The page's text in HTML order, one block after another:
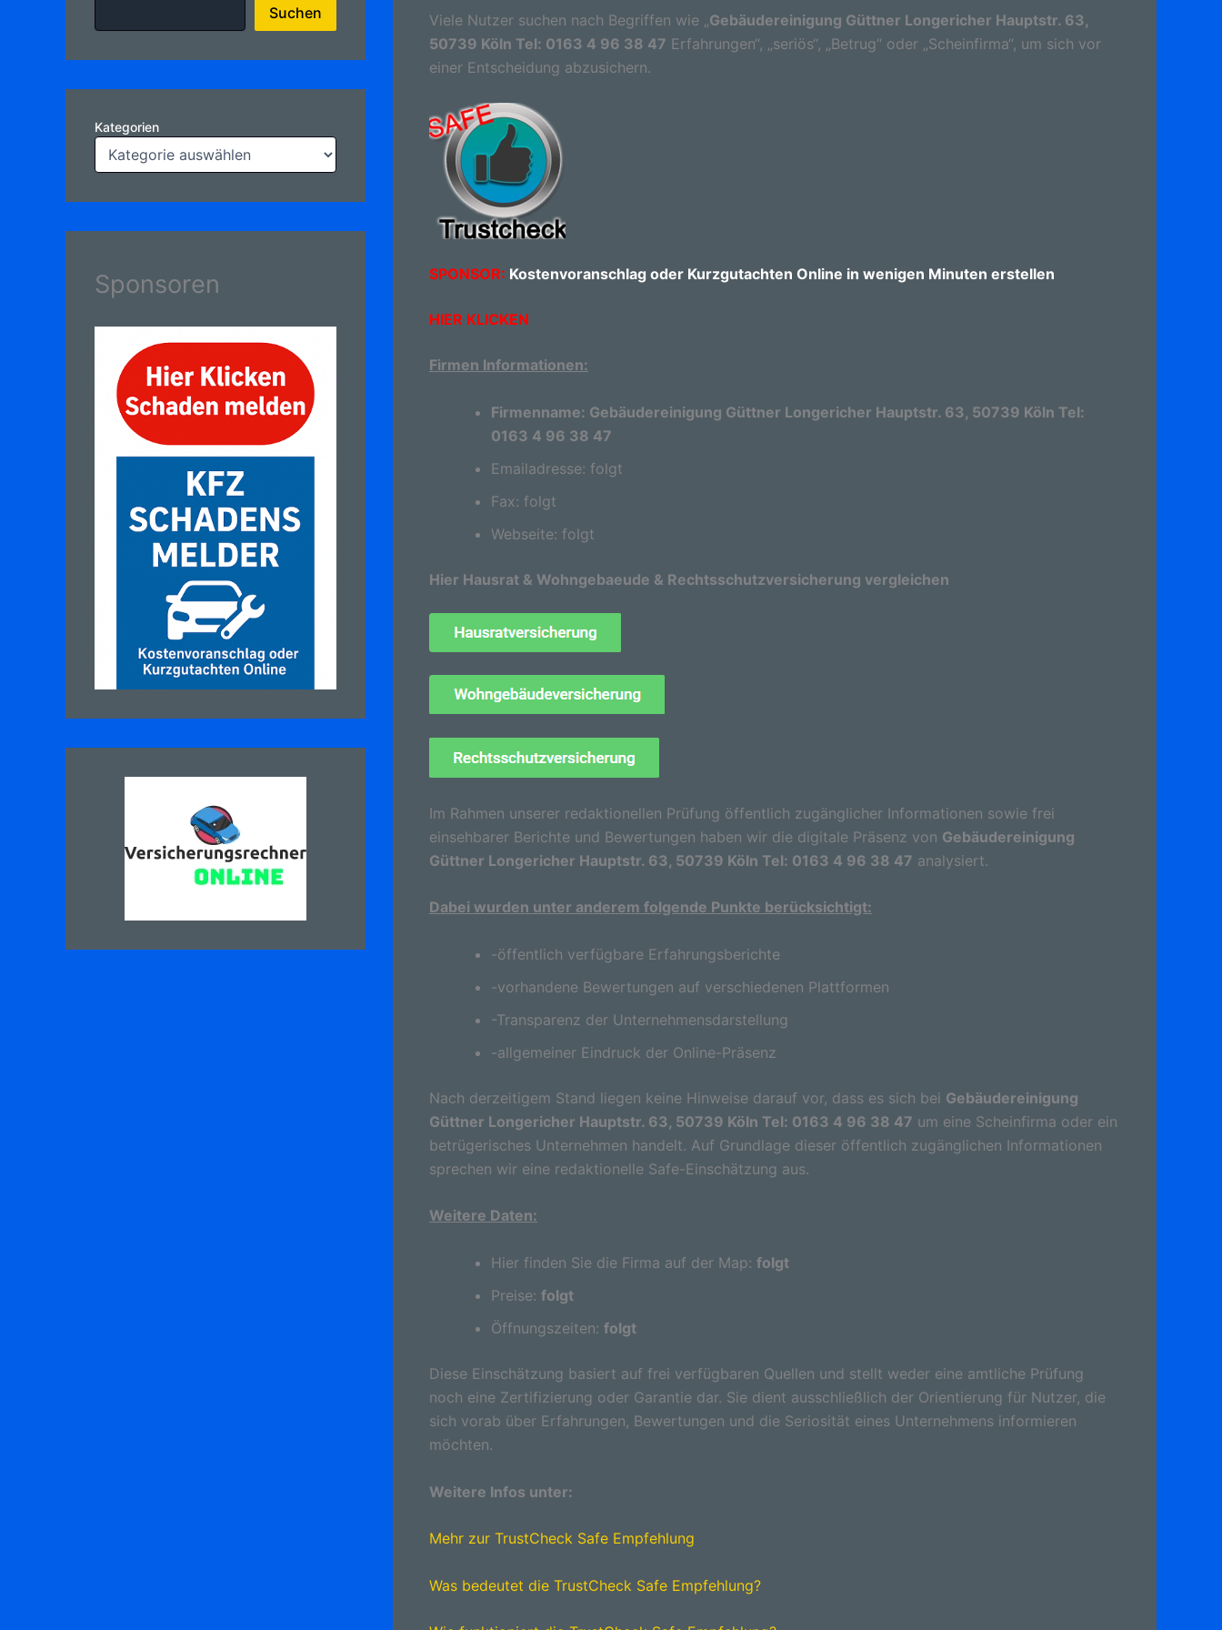
Suchen
Kategorien
Sponsoren
Viele Nutzer suchen nach Begriffen wie „Gebäudereinigung Güttner Longericher Hauptstr. 63,
50739 Köln Tel: 0163 4 96 38 47 Erfahrungen“, „seriös“, „Betrug“ oder „Scheinfirma“, um sich vor
einer Entscheidung abzusichern.
SPONSOR: Kostenvoranschlag oder Kurzgutachten Online in wenigen Minuten erstellen
HIER KLICKEN
Firmen Informationen:
Firmenname: Gebäudereinigung Güttner Longericher Hauptstr. 63, 50739 Köln Tel:
0163 4 96 38 47
Emailadresse: folgt
Fax: folgt
Webseite: folgt
Hier Hausrat & Wohngebaeude & Rechtsschutzversicherung vergleichen
Im Rahmen unserer redaktionellen Prüfung öffentlich zugänglicher Informationen sowie frei
einsehbarer Berichte und Bewertungen haben wir die digitale Präsenz von Gebäudereinigung
Güttner Longericher Hauptstr. 63, 50739 Köln Tel: 0163 4 96 38 47 analysiert.
Dabei wurden unter anderem folgende Punkte berücksichtigt:
-öffentlich verfügbare Erfahrungsberichte
-vorhandene Bewertungen auf verschiedenen Plattformen
-Transparenz der Unternehmensdarstellung
-allgemeiner Eindruck der Online-Präsenz
Nach derzeitigem Stand liegen keine Hinweise darauf vor, dass es sich bei Gebäudereinigung
Güttner Longericher Hauptstr. 63, 50739 Köln Tel: 0163 4 96 38 47 um eine Scheinfirma oder ein
betrügerisches Unternehmen handelt. Auf Grundlage dieser öffentlich zugänglichen Informationen
sprechen wir eine redaktionelle Safe-Einschätzung aus.
Weitere Daten:
Hier finden Sie die Firma auf der Map: folgt
Preise: folgt
Öffnungszeiten: folgt
Diese Einschätzung basiert auf frei verfügbaren Quellen und stellt weder eine amtliche Prüfung
noch eine Zertifizierung oder Garantie dar. Sie dient ausschließlich der Orientierung für Nutzer, die
sich vorab über Erfahrungen, Bewertungen und die Seriosität eines Unternehmens informieren
möchten.
Weitere Infos unter:
Mehr zur TrustCheck Safe Empfehlung
Was bedeutet die TrustCheck Safe Empfehlung?